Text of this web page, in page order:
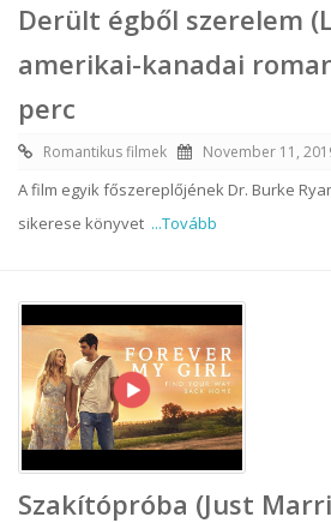
Derült égből szerelem
amerikai-kanadai
perc
Romantikus filmek November 11,
A film egyik főszereplőjének Dr. Burke
sikerese könyvet ...Tovább
Szakítópróba (Just